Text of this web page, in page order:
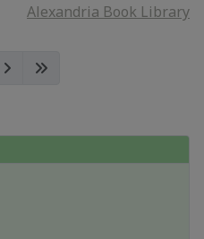
Alexandria Book Library